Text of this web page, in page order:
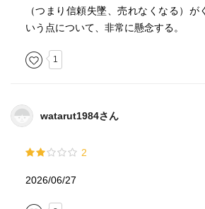
（つまり信頼失墜、売れなくなる）が
いう点について、非常に懸念する。
1
watarut1984さん
2
2026/06/27